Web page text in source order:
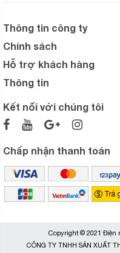
Thông tin công ty
Chính sách
Hỗ trợ khách hàng
Thông tin
Kết nối với chúng tôi
Chấp nhận thanh toán
Copyright © 2021 Điện
CÔNG TY TNHH SẢN XUẤT